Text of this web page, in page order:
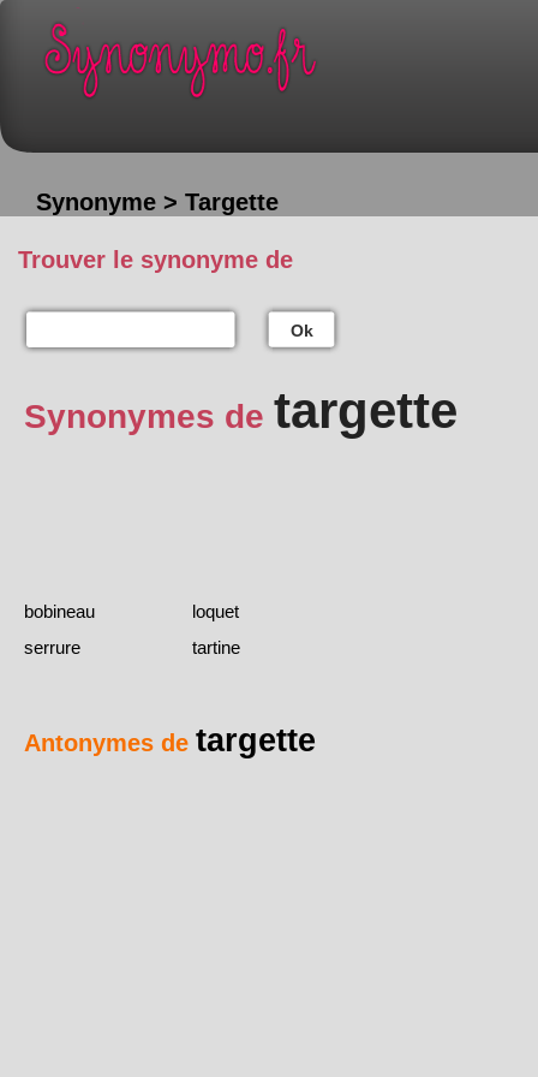
Synonyme > Targette
Trouver le synonyme de
Ok
Synonymes de targette
bobineau
loquet
serrure
tartine
Antonymes de targette